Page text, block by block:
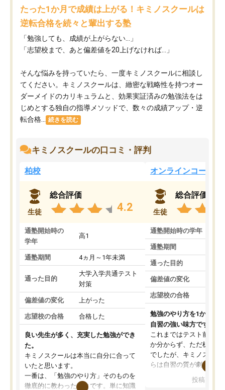
たった1か月で成績は上がる！キミノスクールは
逆転合格を続々と輩出する塾
「勉強しても、成績が上がらない…」
「志望校まで、あと偏差値を20上げなければ…」
そんな悩みを持っていたら、一度キミノスクールに相談し
てください。キミノスクールは、緻密な戦略性を持つオー
ダーメイドのカリキュラムと、効果実証済みの勉強法をは
じめとする独自の指導メソッドで、数々の成績アップ・逆
転合格...
続きを読む
キミノスクールの口コミ・評判
柏校
生徒
総合評価
4.2
通塾開始時の
学年
高1
通塾期間 4ヵ月～1年未満
通った目的
大学入学共通テスト
対策
偏差値の変化 上がった
志望校の合格 合格した
良い先生が多く、充実した勉強ができ
た。
キミノスクールは本当に自分に合って
いたと思います。
一番は、「勉強のやり方」そのものを
徹底的に教わったことです。単に知識
オンラインコース
生徒
総合評価
通塾開始時の学年
通塾期間
通った目的
偏差値の変化
志望校の合格
勉強のやり方を1から教
自習の強い味方です。
これまではテスト前に何
か分からず、ただ机に座
でしたが、キミノスクー
らは自習の質が劇的に変
を明確にしてくれるの
投稿日：